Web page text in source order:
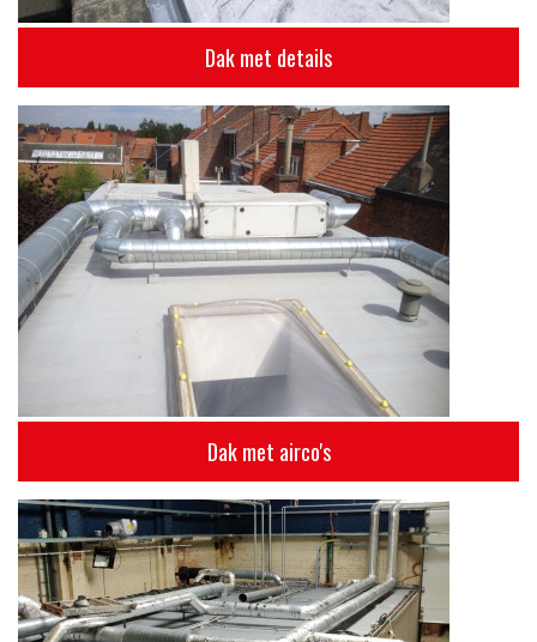
Dak met details
Dak met airco's